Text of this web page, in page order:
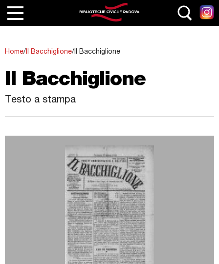
Le Biblioteche
Servizi
Cataloghi
Le nostre rubriche
Novità in biblioteca
Home/Il Bacchiglione/Il Bacchiglione
Il Bacchiglione
Testo a stampa